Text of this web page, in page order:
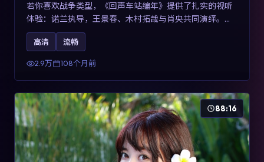
若你喜欢战争类型，《回声车站编年》提供了扎实的视听
体验：诺兰执导，王景春、木村拓哉与肖央共同演绎。影
片2017年于澳大利亚上映，内容用喜剧外壳包裹对现实规
则的温和反讽，关键词包含高清流畅、人物关系与情节反
转，适合检索「2017战争」「澳大利亚电影」的用户。
高清 流畅
2.9万 108个月前
88:16